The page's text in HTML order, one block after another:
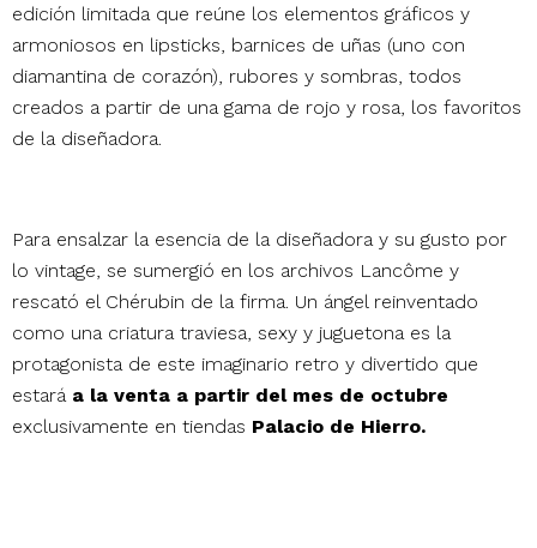
edición limitada que reúne los elementos gráficos y
armoniosos en lipsticks, barnices de uñas (uno con
diamantina de corazón), rubores y sombras, todos
creados a partir de una gama de rojo y rosa, los favoritos
de la diseñadora.
Para ensalzar la esencia de la diseñadora y su gusto por
lo vintage, se sumergió en los archivos Lancôme y
rescató el Chérubin de la firma. Un ángel reinventado
como una criatura traviesa, sexy y juguetona es la
protagonista de este imaginario retro y divertido que
estará a la venta a partir del mes de octubre
exclusivamente en tiendas Palacio de Hierro.